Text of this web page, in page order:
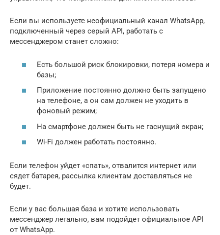
Если вы используете неофициальный канал WhatsApp,
подключенный через серый API, работать с
мессенджером станет сложно:
Есть большой риск блокировки, потеря номера и
базы;
Приложение постоянно должно быть запущено
на телефоне, а он сам должен не уходить в
фоновый режим;
На смартфоне должен быть не гаснущий экран;
Wi-Fi должен работать постоянно.
Если телефон уйдет «спать», отвалится интернет или
сядет батарея, рассылка клиентам доставляться не
будет.
Если у вас большая база и хотите использовать
мессенджер легально, вам подойдет официальное API
от WhatsApp.